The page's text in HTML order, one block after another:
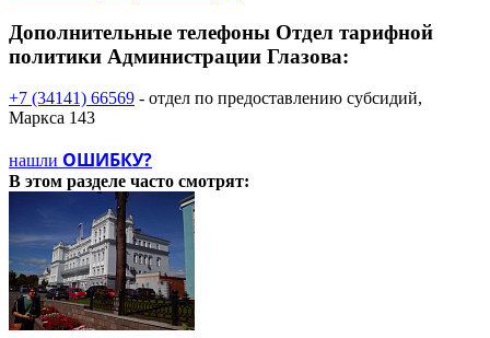
Дополнительные телефоны Отдел тарифной
политики Администрации Глазова:
+7 (34141) 66569 - отдел по предоставлению субсидий,
Маркса 143
нашли ОШИБКУ?
В этом разделе часто смотрят: